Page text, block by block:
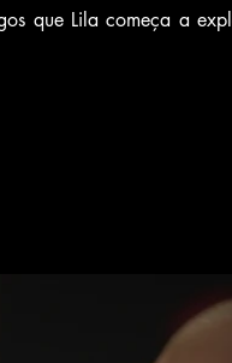
que Lila começa a